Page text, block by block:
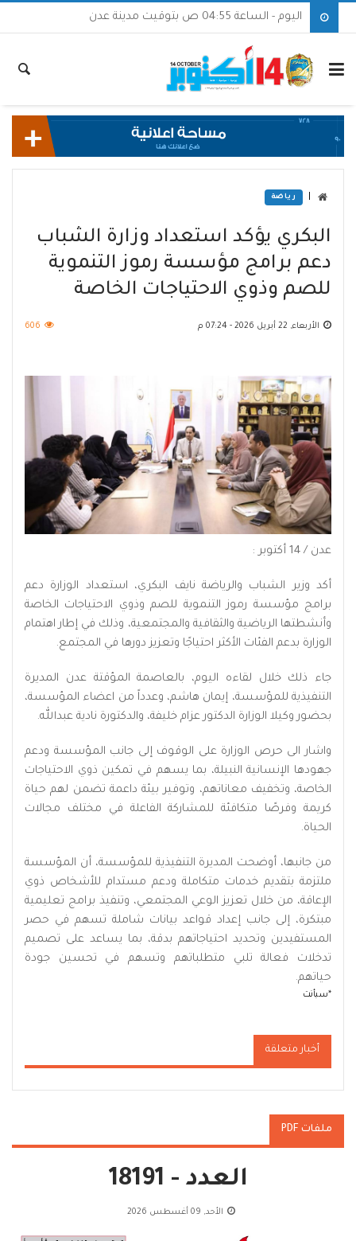
اليوم - الساعة 04:55 ص بتوقيت مدينة عدن
رياضة
البكري يؤكد استعداد وزارة الشباب
دعم برامج مؤسسة رموز التنموية
للصم وذوي الاحتياجات الخاصة
الأربعاء, 22 أبريل 2026 - 07:24 م 606
عدن / 14 أكتوبر :
أكد وزير الشباب والرياضة نايف البكري، استعداد الوزارة دعم
برامج مؤسسة رموز التنموية للصم وذوي الاحتياجات الخاصة
وأنشطتها الرياضية والثقافية والمجتمعية، وذلك في إطار اهتمام
الوزارة بدعم الفئات الأكثر احتياجًا وتعزيز دورها في المجتمع.
جاء ذلك خلال لقاءه اليوم، بالعاصمة المؤقتة عدن المديرة
التنفيذية للمؤسسة، إيمان هاشم، وعدداً من اعضاء المؤسسة،
بحضور وكيلا الوزارة الدكتور عزام خليفة، والدكتورة نادية عبدالله.
واشار الى حرص الوزارة على الوقوف إلى جانب المؤسسة ودعم
جهودها الإنسانية النبيلة، بما يسهم في تمكين ذوي الاحتياجات
الخاصة، وتخفيف معاناتهم، وتوفير بيئة داعمة تضمن لهم حياة
كريمة وفرصًا متكافئة للمشاركة الفاعلة في مختلف مجالات
الحياة.
من جانبها، أوضحت المديرة التنفيذية للمؤسسة، أن المؤسسة
ملتزمة بتقديم خدمات متكاملة ودعم مستدام للأشخاص ذوي
الإعاقة، من خلال تعزيز الوعي المجتمعي، وتنفيذ برامج تعليمية
مبتكرة، إلى جانب إعداد قواعد بيانات شاملة تسهم في حصر
المستفيدين وتحديد احتياجاتهم بدقة، بما يساعد على تصميم
تدخلات فعالة تلبي متطلباتهم وتسهم في تحسين جودة
حياتهم.
*سبأنت
أخبار متعلقة
ملفات PDF
العدد - 18191
الأحد, 09 أغسطس 2026